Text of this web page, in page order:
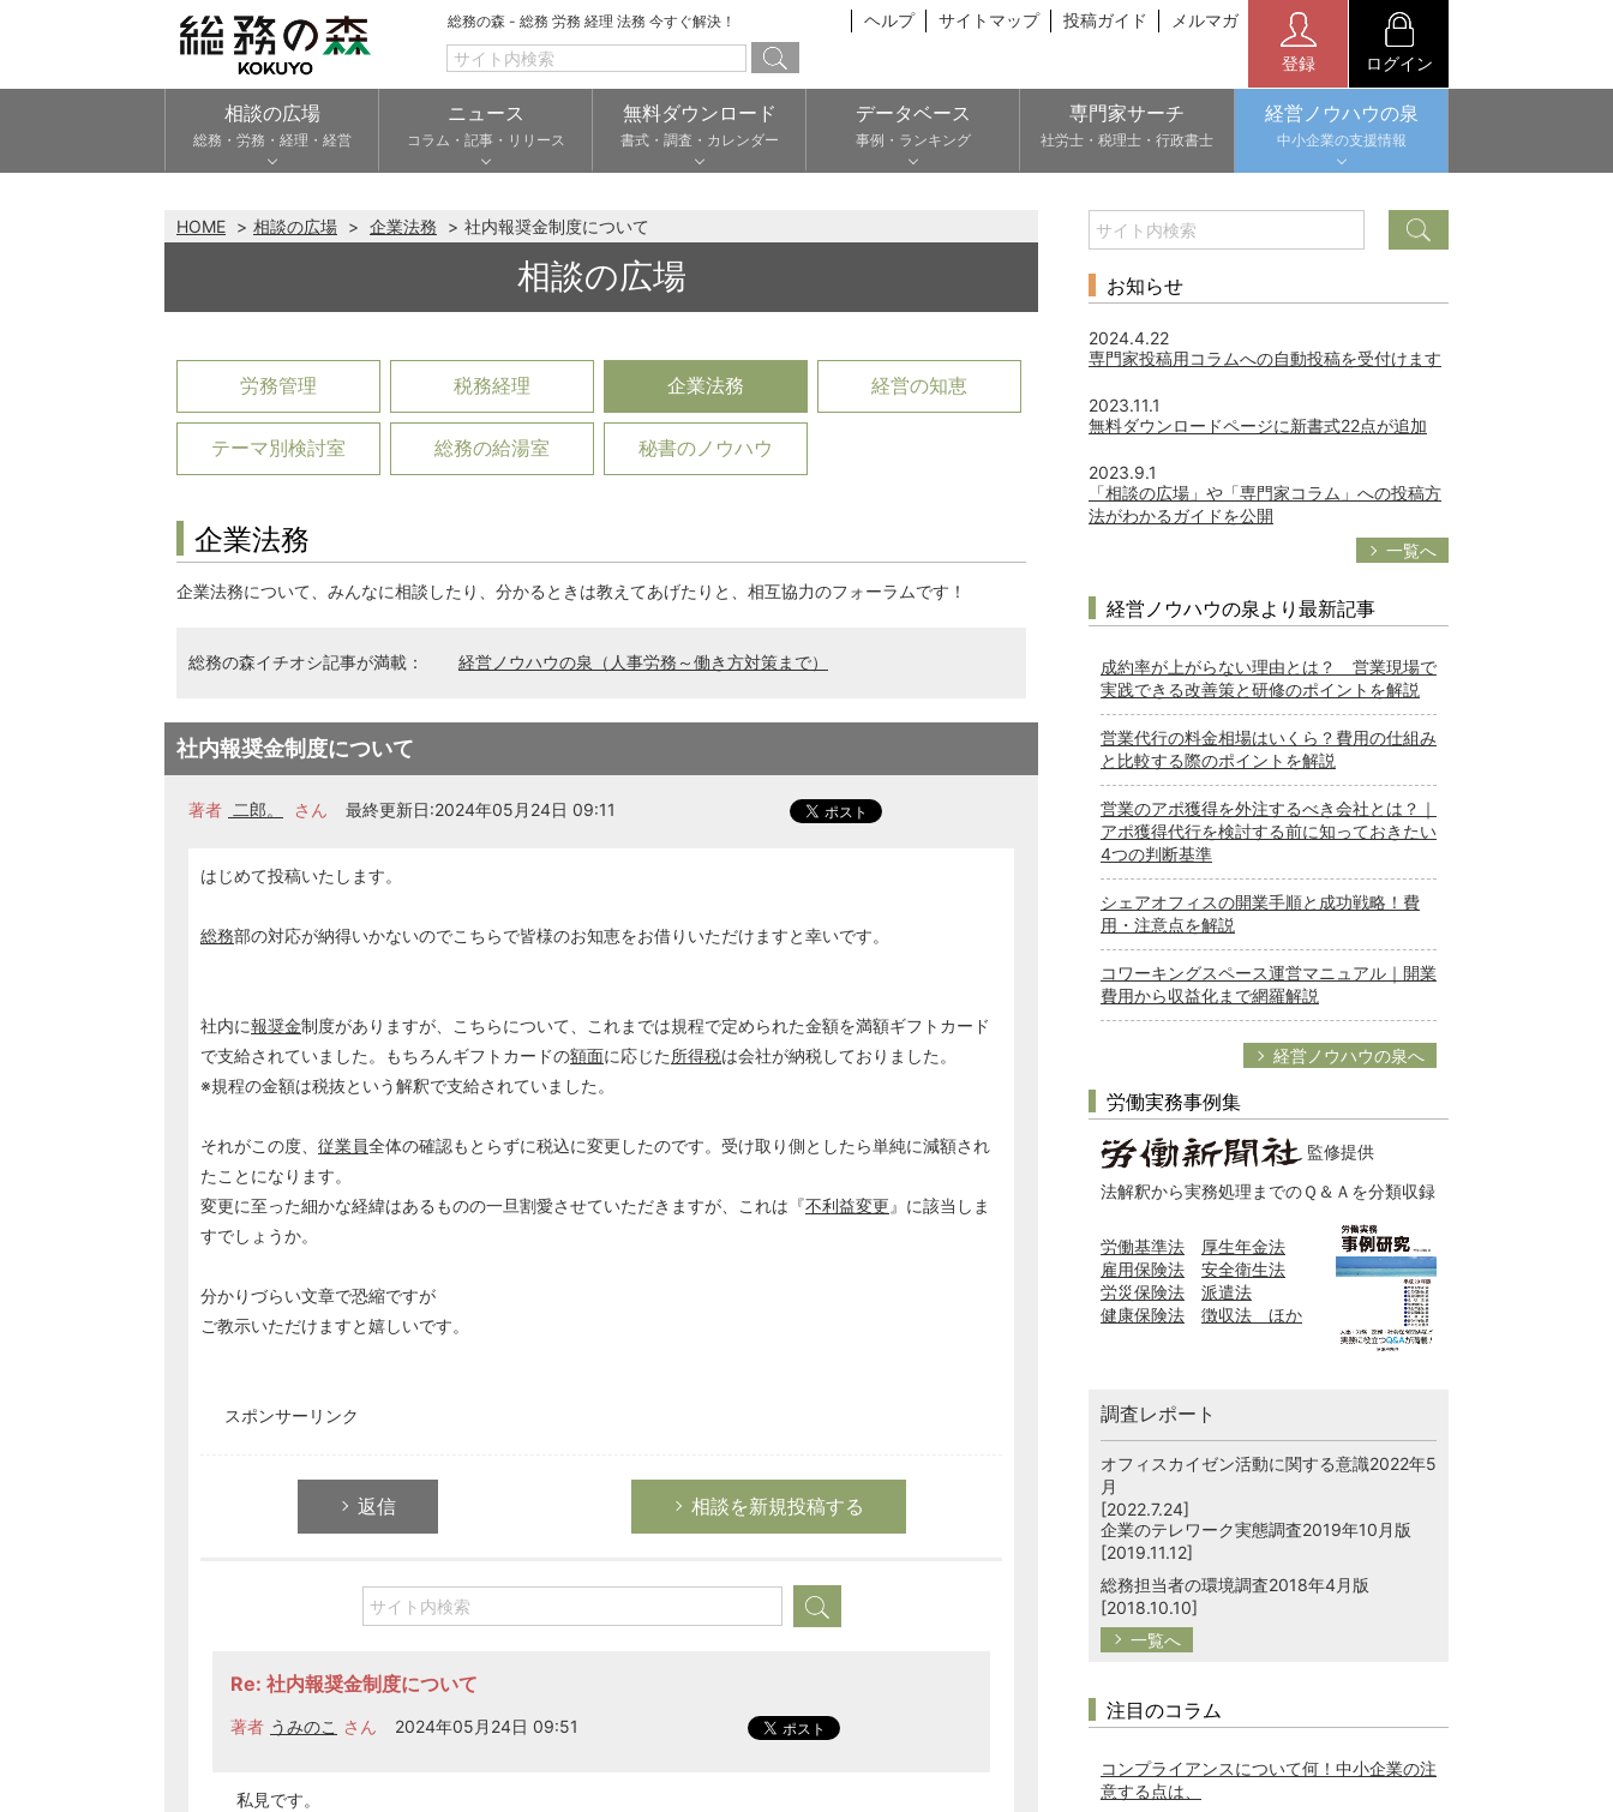
総務の森 - 総務 労務 経理 法務 今すぐ解決！ ヘルプ サイトマップ 投稿ガイド メルマガ
登録 ログイン
相談の広場
総務・労務・経理・経営
ニュース
コラム・記事・リリース
無料ダウンロード
書式・調査・カレンダー
データベース
事例・ランキング
専門家サーチ
社労士・税理士・行政書士
経営ノウハウの泉
中小企業の支援情報
HOME 相談の広場 企業法務 社内報奨金制度について
相談の広場
労務管理 税務経理 企業法務 経営の知恵
テーマ別検討室 総務の給湯室 秘書のノウハウ
企業法務
企業法務について、みんなに相談したり、分かるときは教えてあげたりと、相互協力のフォーラムです！
総務の森イチオシ記事が満載： 経営ノウハウの泉（人事労務～働き方対策まで）
社内報奨金制度について
著者 二郎。 さん 最終更新日:2024年05月24日 09:11
はじめて投稿いたします。
総務部の対応が納得いかないのでこちらで皆様のお知恵をお借りいただけますと幸いです。
社内に報奨金制度がありますが、こちらについて、これまでは規程で定められた金額を満額ギフトカード
で支給されていました。もちろんギフトカードの額面に応じた所得税は会社が納税しておりました。
※規程の金額は税抜という解釈で支給されていました。
それがこの度、 従業員全体の確認もとらずに税込に変更したのです。受け取り側としたら単純に減額され
たことになります。
変更に至った細かな経緯はあるものの一旦割愛させていただきますが、これは『不利益変更 』に該当しま
すでしょうか。
分かりづらい文章で恐縮ですが
ご教示いただけますと嬉しいです。
スポンサーリンク
返信 相談を新規投稿する
Re: 社内報奨金制度について
著者 うみのこ さん 2024年05月24日 09:51
私見です。
お知らせ
2024.4.22
専門家投稿用コラムへの自動投稿を受付けます
2023.11.1
無料ダウンロードページに新書式22点が追加
2023.9.1
「相談の広場」や「専門家コラム」への投稿方
法がわかるガイドを公開
一覧へ
経営ノウハウの泉より最新記事
成約率が上がらない理由とは？ 営業現場で
実践できる改善策と研修のポイントを解説
営業代行の料金相場はいくら？費用の仕組み
と比較する際のポイントを解説
営業のアポ獲得を外注するべき会社とは？｜
アポ獲得代行を検討する前に知っておきたい
4つの判断基準
シェアオフィスの開業手順と成功戦略！費
用・注意点を解説
コワーキングスペース運営マニュアル｜開業
費用から収益化まで網羅解説
経営ノウハウの泉へ
労働実務事例集
監修提供
法解釈から実務処理までのＱ＆Ａを分類収録
労働基準法
厚生年金法
雇用保険法
安全衛生法
労災保険法
派遣法
健康保険法
徴収法 ほか
調査レポート
オフィスカイゼン活動に関する意識2022年5
月
[2022.7.24]
企業のテレワーク実態調査2019年10月版
[2019.11.12]
総務担当者の環境調査2018年4月版
[2018.10.10]
一覧へ
注目のコラム
コンプライアンスについて何！中小企業の注
意する点は、